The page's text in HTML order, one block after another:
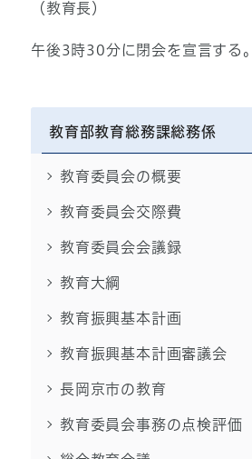
（教育長）
午後3時30分に閉会を宣言する。
教育部教育総務課総務係
教育委員会の概要
教育委員会交際費
教育委員会会議録
教育大綱
教育振興基本計画
教育振興基本計画審議会
長岡京市の教育
教育委員会事務の点検評価